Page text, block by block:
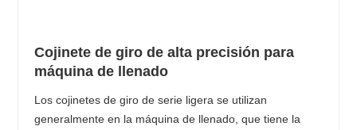
Cojinete de giro de alta precisión para
máquina de llenado
Los cojinetes de giro de serie ligera se utilizan
generalmente en la máquina de llenado, que tiene la